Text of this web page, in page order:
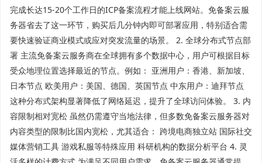
完成长达15-20个工作日的ICP备案流程才能上线网站。免备案云服
务器省去了这一环节，购买后几分钟内即可部署应用，特别适合需
要快速验证商业模式或应对突发流量的场景。 2. 全球分布式节点部
署 主流免备案云服务商在全球拥有多个数据中心，用户可根据目标
受众地理位置选择最近的节点。例如： 亚洲用户：香港、新加坡、
日本节点 欧美用户：美国、德国、英国节点 中东用户：迪拜节点
这种分布式架构显著降低了网络延迟，提升了全球访问体验。 3. 内
容限制相对宽松 虽然仍需遵守当地法律，但多数免备案云服务器对
内容类型的限制比国内宽松，尤其适合： 跨境电商独立站 国际社交
媒体营销工具 游戏私服等特殊应用 科研机构的数据分析平台 4. 灵